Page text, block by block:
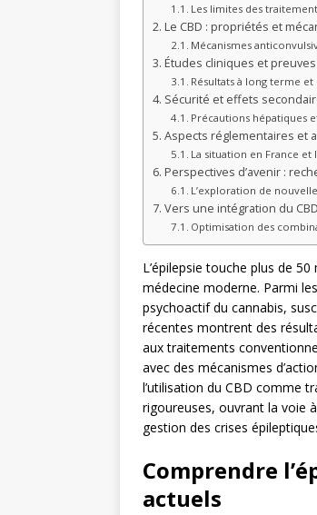
Les limites des
Le CBD : propriétés et
Mécanismes
Études cliniques et preuves
Résultats à long terme
Sécurité et effets
Précautions hépatiques
Aspects réglementaires et
La situation en France et
Perspectives d’avenir :
L’exploration de
Vers une intégration du
Optimisation des
L’épilepsie touche plus de
médecine moderne. Parmi
psychoactif du cannabis,
récentes montrent des
aux traitements
avec des mécanismes
l’utilisation du CBD comme
rigoureuses, ouvrant la voie
gestion des crises
Comprendre
actuels